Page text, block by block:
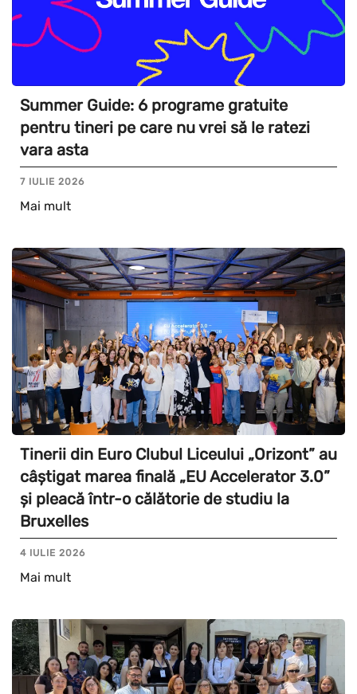
Summer Guide: 6 programe gratuite
pentru tineri pe care nu vrei să le ratezi
vara asta
7 IULIE 2026
Mai mult
Tinerii din Euro Clubul Liceului „Orizont” au
câștigat marea finală „EU Accelerator 3.0”
și pleacă într-o călătorie de studiu la
Bruxelles
4 IULIE 2026
Mai mult